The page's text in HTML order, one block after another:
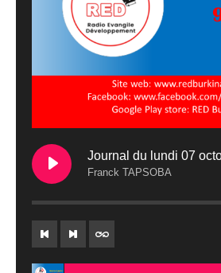
Journal du lundi 07
Franck TAPSOBA